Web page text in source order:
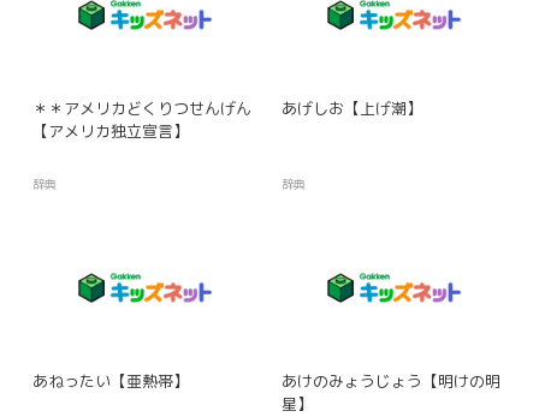
＊＊アメリカどくりつせんげん
【アメリカ独立宣言】
辞典
あげしお【上げ潮】
辞典
あねったい【亜熱帯】
あけのみょうじょう【明けの明
星】